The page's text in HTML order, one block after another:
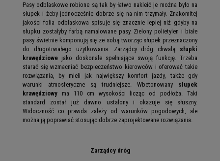
Pasy odblaskowe robione są tak by łatwo nakleić je można było na
słupek i żeby jednocześnie dobrze się na nim trzymały. Znakomitej
jakości folia odblaskowa spisuje się znacznie lepiej niż gdyby na
słupku zostałyby farbą namalowane pasy. Zielony polietylen i białe
pasy świetnie komponują się ze sobą tworząc słupek przeznaczony
do długotrwałego użytkowania. Zarządcy dróg chwalą słupki
krawędziowe jako doskonale spełniające swoją funkcję. Trzeba
starać się wzmacniać bezpieczeństwo kierowców i oferować takie
rozwiązania, by mieli jak największy komfort jazdy, także gdy
warunki atmosferyczne są trudniejsze. Wbetonowany słupek
krawędziowy ma 110 cm wysokości licząc od podłoża. Taki
standard został już dawno ustalony i okazuje się słuszny.
Widoczność co prawda zależy od warunków pogodowych, ale
można ją poprawiać stosując dobrze zaprojektowane rozwiązania.
Zarządcy dróg